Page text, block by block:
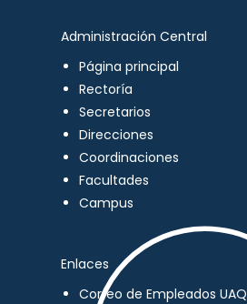
Administración Central
Página principal
Rectoría
Secretarios
Direcciones
Coordinaciones
Facultades
Campus
Enlaces
Correo de Empleados UAQ